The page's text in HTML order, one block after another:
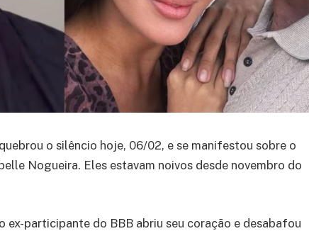
o silêncio hoje, 06/02, e se manifestou sobre o
Nogueira. Eles estavam noivos desde novembro do
ex-participante do BBB abriu seu coração e desabafou